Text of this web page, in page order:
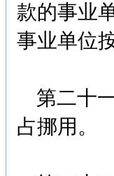
款的事业
事业单位
第二十
占挪用。